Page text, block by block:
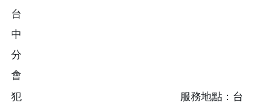
台
中
分
會
犯
服務地點：台